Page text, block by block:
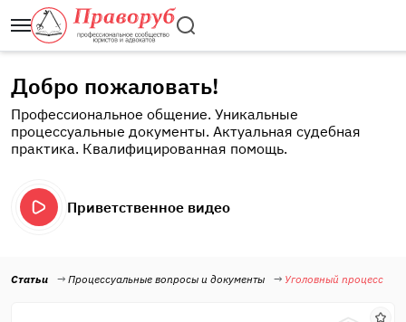
Добро пожаловать!
Профессиональное общение. Уникальные
процессуальные документы. Актуальная судебная
практика. Квалифицированная помощь.
Приветственное видео
Статьи Процессуальные вопросы и документы Уголовный процесс